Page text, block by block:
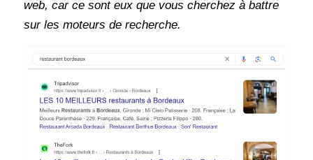
web, car ce sont eux que vous cherchez à battre
sur les moteurs de recherche.